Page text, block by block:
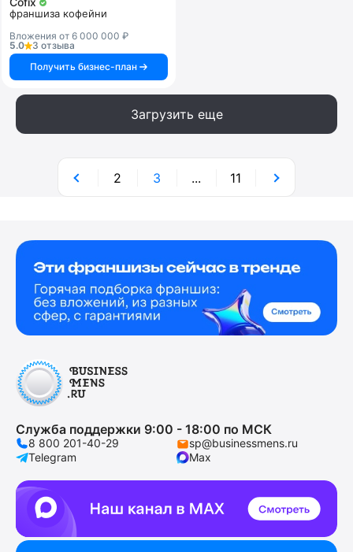
франшиза кофейни
Вложения от 6 000 000 ₽
5.0
3 отзыва
Получить бизнес-план
Загрузить еще
2 3 ... 11
Служба поддержки 9:00 - 18:00 по МСК
8 800 201-40-29
sp@businessmens.ru
Telegram
Max